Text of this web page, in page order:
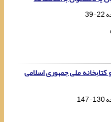
22-39
ملی جمهوری اسلامی
130-147